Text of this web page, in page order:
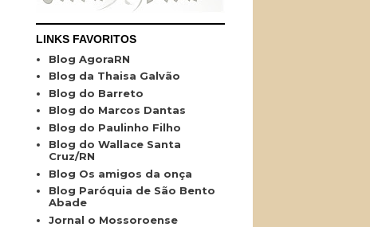
LINKS FAVORITOS
Blog AgoraRN
Blog da Thaisa Galvão
Blog do Barreto
Blog do Marcos Dantas
Blog do Paulinho Filho
Blog do Wallace Santa
Cruz/RN
Blog Os amigos da onça
Blog Paróquia de São Bento
Abade
Jornal o Mossoroense